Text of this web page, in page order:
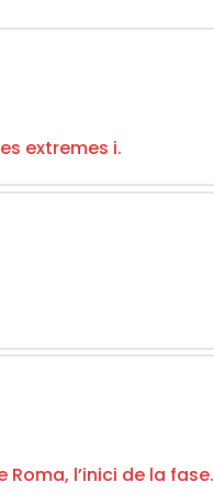
extremes i.
l’inici de la fase.